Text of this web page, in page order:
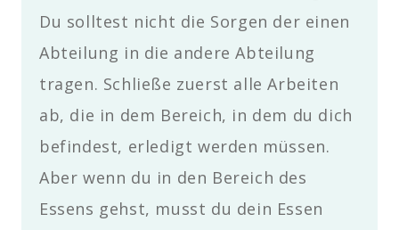
Du solltest nicht die Sorgen der einen
Abteilung in die andere Abteilung
tragen. Schließe zuerst alle Arbeiten
ab, die in dem Bereich, in dem du dich
befindest, erledigt werden müssen.
Aber wenn du in den Bereich des
Essens gehst, musst du dein Essen